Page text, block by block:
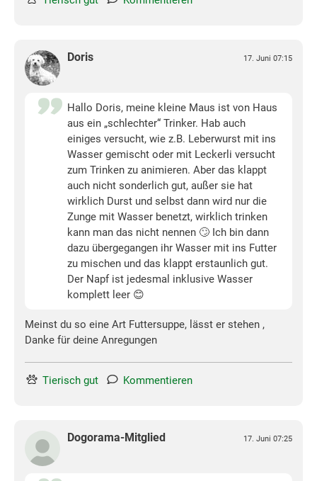
Doris 17. Juni 07:15
Hallo Doris, meine kleine Maus ist von Haus
aus ein „schlechter“ Trinker. Hab auch
einiges versucht, wie z.B. Leberwurst mit ins
Wasser gemischt oder mit Leckerli versucht
zum Trinken zu animieren. Aber das klappt
auch nicht sonderlich gut, außer sie hat
wirklich Durst und selbst dann wird nur die
Zunge mit Wasser benetzt, wirklich trinken
kann man das nicht nennen 🙄 Ich bin dann
dazu übergegangen ihr Wasser mit ins Futter
zu mischen und das klappt erstaunlich gut.
Der Napf ist jedesmal inklusive Wasser
komplett leer 😊
Meinst du so eine Art Futtersuppe, lässt er stehen ,
Danke für deine Anregungen
Tierisch gut Kommentieren
Dogorama-Mitglied 17. Juni 07:25